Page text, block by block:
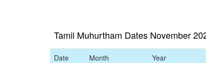
Tamil Muhurtham Dates November
Date Month Year